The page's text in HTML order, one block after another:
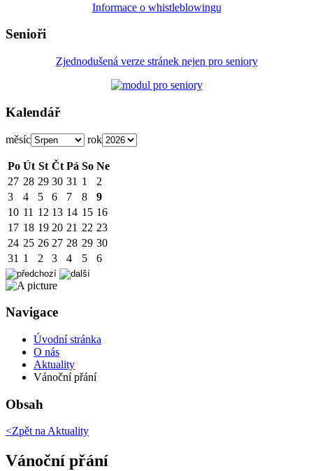
Informace o whistleblowingu
Senioři
Zjednodušená verze stránek nejen pro seniory
Kalendář
měsíc rok
Po Út St Čt Pá So Ne
27 28 29 30 31 1
2
3
4 5 6 7 8
9
10 11 12 13 14 15 16
17 18 19 20 21 22 23
24 25 26 27 28 29 30
31 1 2 3 4 5 6
Navigace
Úvodní stránka
O nás
Aktuality
Vánoční přání
Obsah
<Zpět na Aktuality
Vánoční přání